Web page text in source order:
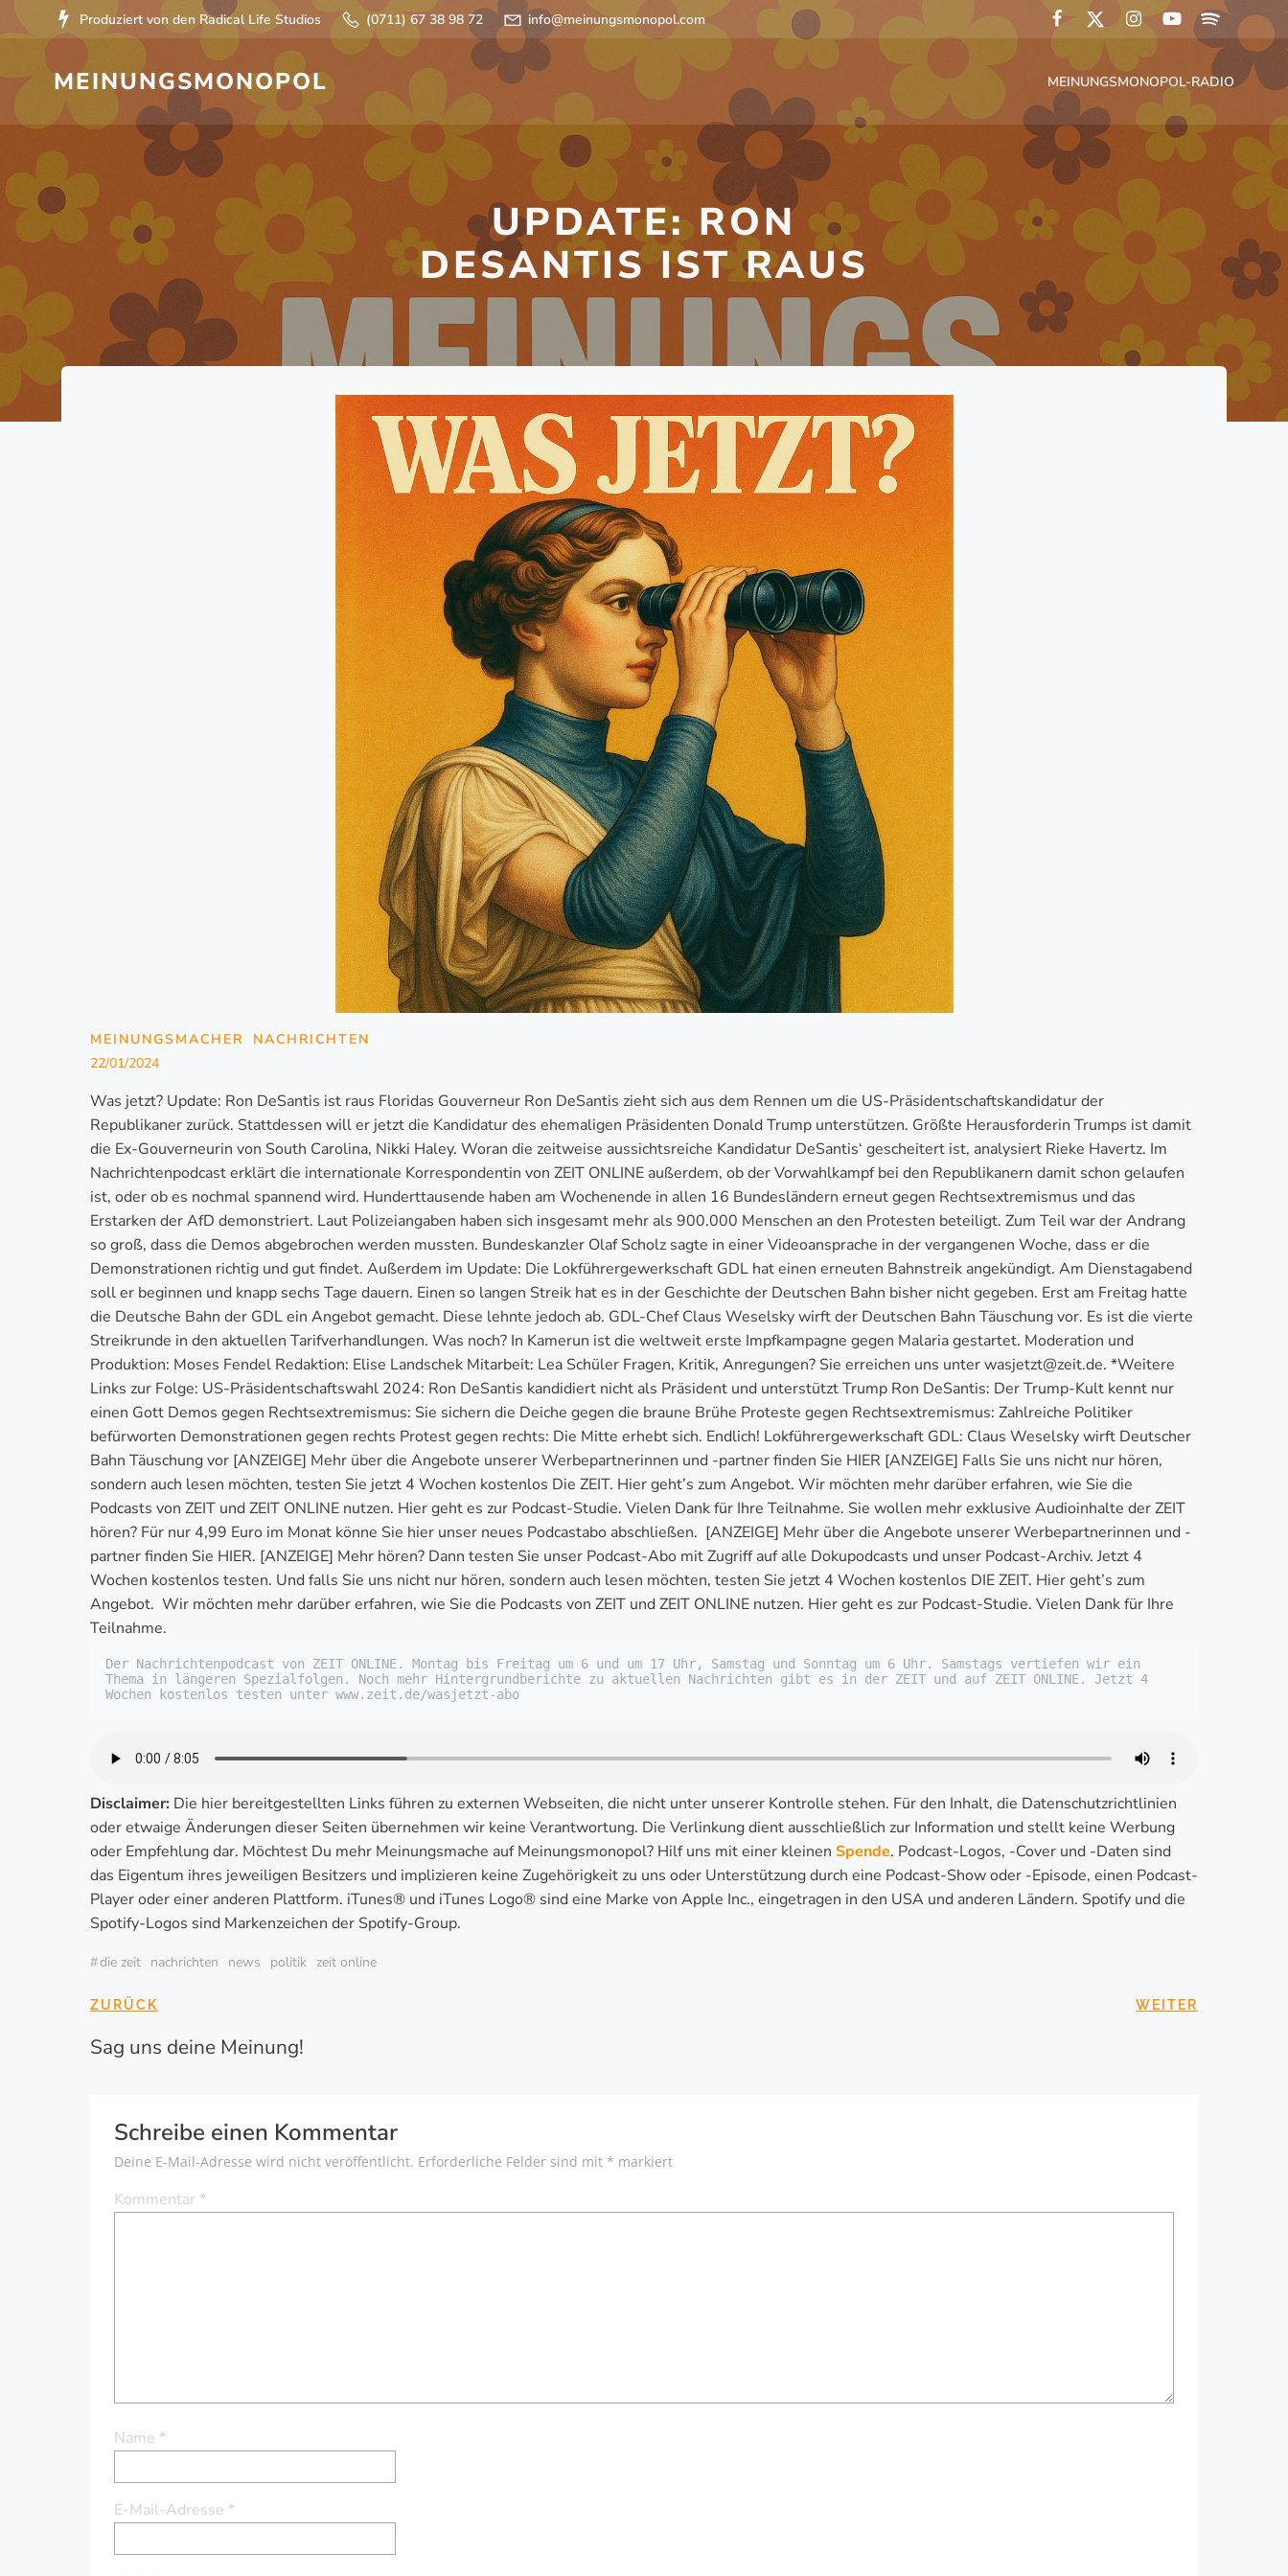
Zum
Inhalt
Produziert von den Radical Life Studios (0711) 67 38 98 72 info@meinungsmonopol.com
MEINUNGSMONOPOL MEINUNGSMONOPOL-RADIO
UPDATE: RON
DESANTIS IST RAUS
MEINUNGSMACHER
NACHRICHTEN
22/01/2024
Was jetzt? Update: Ron DeSantis ist raus Floridas Gouverneur Ron DeSantis zieht sich aus dem Rennen um die US-Präsidentschaftskandidatur der
Republikaner zurück. Stattdessen will er jetzt die Kandidatur des ehemaligen Präsidenten Donald Trump unterstützen. Größte Herausforderin Trumps ist damit
die Ex-Gouverneurin von South Carolina, Nikki Haley. Woran die zeitweise aussichtsreiche Kandidatur DeSantis‘ gescheitert ist, analysiert Rieke Havertz. Im
Nachrichtenpodcast erklärt die internationale Korrespondentin von ZEIT ONLINE außerdem, ob der Vorwahlkampf bei den Republikanern damit schon gelaufen
ist, oder ob es nochmal spannend wird. Hunderttausende haben am Wochenende in allen 16 Bundesländern erneut gegen Rechtsextremismus und das
Erstarken der AfD demonstriert. Laut Polizeiangaben haben sich insgesamt mehr als 900.000 Menschen an den Protesten beteiligt. Zum Teil war der Andrang
so groß, dass die Demos abgebrochen werden mussten. Bundeskanzler Olaf Scholz sagte in einer Videoansprache in der vergangenen Woche, dass er die
Demonstrationen richtig und gut findet. Außerdem im Update: Die Lokführergewerkschaft GDL hat einen erneuten Bahnstreik angekündigt. Am Dienstagabend
soll er beginnen und knapp sechs Tage dauern. Einen so langen Streik hat es in der Geschichte der Deutschen Bahn bisher nicht gegeben. Erst am Freitag hatte
die Deutsche Bahn der GDL ein Angebot gemacht. Diese lehnte jedoch ab. GDL-Chef Claus Weselsky wirft der Deutschen Bahn Täuschung vor. Es ist die vierte
Streikrunde in den aktuellen Tarifverhandlungen. Was noch? In Kamerun ist die weltweit erste Impfkampagne gegen Malaria gestartet. Moderation und
Produktion: Moses Fendel Redaktion: Elise Landschek Mitarbeit: Lea Schüler Fragen, Kritik, Anregungen? Sie erreichen uns unter wasjetzt@zeit.de. *Weitere
Links zur Folge: US-Präsidentschaftswahl 2024: Ron DeSantis kandidiert nicht als Präsident und unterstützt Trump Ron DeSantis: Der Trump-Kult kennt nur
einen Gott Demos gegen Rechtsextremismus: Sie sichern die Deiche gegen die braune Brühe Proteste gegen Rechtsextremismus: Zahlreiche Politiker
befürworten Demonstrationen gegen rechts Protest gegen rechts: Die Mitte erhebt sich. Endlich! Lokführergewerkschaft GDL: Claus Weselsky wirft Deutscher
Bahn Täuschung vor [ANZEIGE] Mehr über die Angebote unserer Werbepartnerinnen und -partner finden Sie HIER [ANZEIGE] Falls Sie uns nicht nur hören,
sondern auch lesen möchten, testen Sie jetzt 4 Wochen kostenlos Die ZEIT. Hier geht’s zum Angebot. Wir möchten mehr darüber erfahren, wie Sie die
Podcasts von ZEIT und ZEIT ONLINE nutzen. Hier geht es zur Podcast-Studie. Vielen Dank für Ihre Teilnahme. Sie wollen mehr exklusive Audioinhalte der ZEIT
hören? Für nur 4,99 Euro im Monat könne Sie hier unser neues Podcastabo abschließen. [ANZEIGE] Mehr über die Angebote unserer Werbepartnerinnen und -
partner finden Sie HIER. [ANZEIGE] Mehr hören? Dann testen Sie unser Podcast-Abo mit Zugriff auf alle Dokupodcasts und unser Podcast-Archiv. Jetzt 4
Wochen kostenlos testen. Und falls Sie uns nicht nur hören, sondern auch lesen möchten, testen Sie jetzt 4 Wochen kostenlos DIE ZEIT. Hier geht’s zum
Angebot. Wir möchten mehr darüber erfahren, wie Sie die Podcasts von ZEIT und ZEIT ONLINE nutzen. Hier geht es zur Podcast-Studie. Vielen Dank für Ihre
Teilnahme.
Der Nachrichtenpodcast von ZEIT ONLINE. Montag bis Freitag um 6 und um 17 Uhr, Samstag und Sonntag um 6 Uhr. Samstags vertiefen wir ein
Thema in längeren Spezialfolgen. Noch mehr Hintergrundberichte zu aktuellen Nachrichten gibt es in der ZEIT und auf ZEIT ONLINE. Jetzt 4
Wochen kostenlos testen unter www.zeit.de/wasjetzt-abo
Disclaimer: Die hier bereitgestellten Links führen zu externen Webseiten, die nicht unter unserer Kontrolle stehen. Für den Inhalt, die Datenschutzrichtlinien
oder etwaige Änderungen dieser Seiten übernehmen wir keine Verantwortung. Die Verlinkung dient ausschließlich zur Information und stellt keine Werbung
oder Empfehlung dar. Möchtest Du mehr Meinungsmache auf Meinungsmonopol? Hilf uns mit einer kleinen Spende. Podcast-Logos, -Cover und -Daten sind
das Eigentum ihres jeweiligen Besitzers und implizieren keine Zugehörigkeit zu uns oder Unterstützung durch eine Podcast-Show oder -Episode, einen Podcast-
Player oder einer anderen Plattform. iTunes® und iTunes Logo® sind eine Marke von Apple Inc., eingetragen in den USA und anderen Ländern. Spotify und die
Spotify-Logos sind Markenzeichen der Spotify-Group.
#die zeit nachrichten news politik zeit online
BEITRAGSNAVIGATION
ZURÜCK BEITRAGSNAVIGATIONWEITER
Sag uns deine Meinung!
Schreibe einen Kommentar
Deine E-Mail-Adresse wird nicht veröffentlicht. Erforderliche Felder sind mit * markiert
Kommentar *
Name *
E-Mail-Adresse *